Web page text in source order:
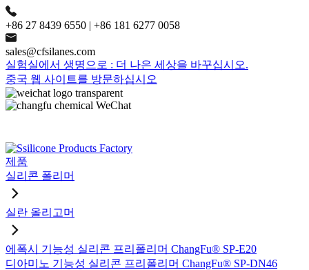
+86 27 8439 6550 | +86 181 6277 0058
sales@cfsilanes.com
실험실에서 생명으로 : 더 나은 세상을 바꾸십시오.
중국 웹 사이트를 방문하십시오
제품
실리콘 폴리머
실란 올리고머
에폭시 기능성 실리콘 프리폴리머 ChangFu® SP-E20
디아미노 기능성 실리콘 프리폴리머 ChangFu® SP-DN46